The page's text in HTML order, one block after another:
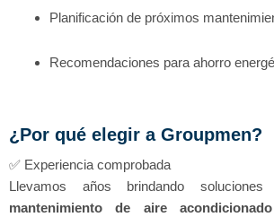
Planificación de próximos
Recomendaciones para ahorro
¿Por qué elegir a Groupmen?
✅ Experiencia comprobada
Llevamos años brindando
mantenimiento de aire